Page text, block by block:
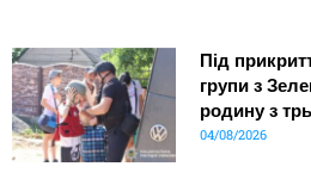
Під
групи з
родину з
04/08/2026